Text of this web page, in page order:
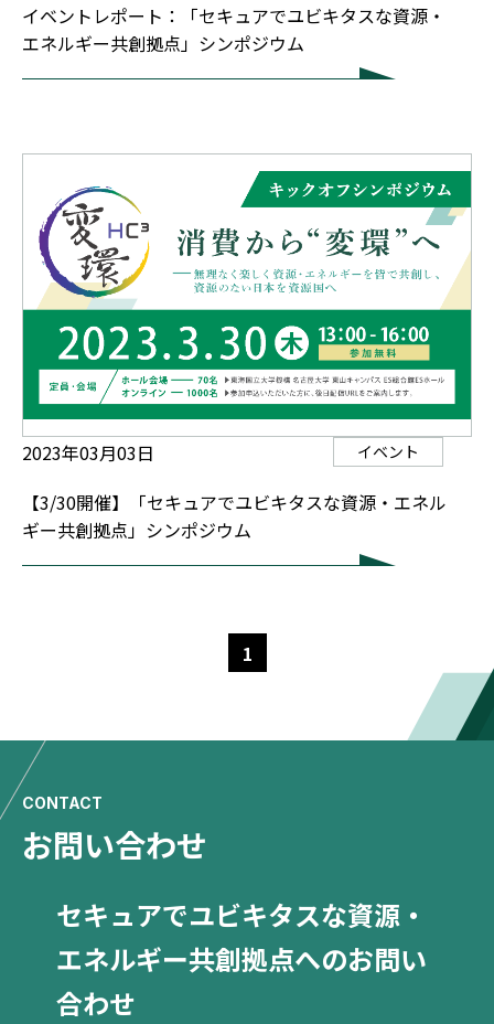
イベントレポート：「セキュアでユビキタスな資源・
エネルギー共創拠点」シンポジウム
2023年03月03日 イベント
【3/30開催】「セキュアでユビキタスな資源・エネル
ギー共創拠点」シンポジウム
1
CONTACT
お問い合わせ
セキュアでユビキタスな資源・
エネルギー共創拠点へのお問い
合わせ